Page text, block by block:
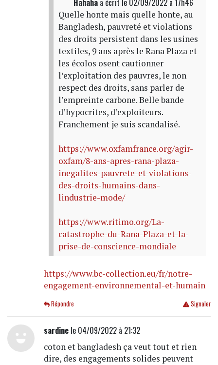
Hahahaa écrit le 02/09/2022 à 17h46
Quelle honte mais quelle honte, au
Bangladesh, pauvreté et violations
des droits persistent dans les usines
textiles, 9 ans après le Rana Plaza et
les écolos osent cautionner
l’exploitation des pauvres, le non
respect des droits, sans parler de
l’empreinte carbone. Belle bande
d’hypocrites, d’exploiteurs.
Franchement je suis scandalisé.
https://www.oxfamfrance.org/agir-
oxfam/8-ans-apres-rana-plaza-
inegalites-pauvrete-et-violations-
des-droits-humains-dans-
lindustrie-mode/
https://www.ritimo.org/La-
catastrophe-du-Rana-Plaza-et-la-
prise-de-conscience-mondiale
https://www.bc-collection.eu/fr/notre-
engagement-environnemental-et-humain
Signaler
Répondre
sardinele 04/09/2022 à 21:32
coton et bangladesh ça veut tout et rien
dire, des engagements solides peuvent